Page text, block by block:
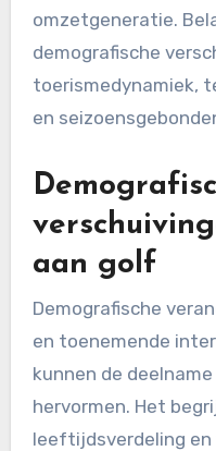
omzetgeneratie.
demografische
toerismedynamiek,
en
aan golf
Demografische
en toenemende
kunnen de
hervormen. Het
leeftijdsverdeling en